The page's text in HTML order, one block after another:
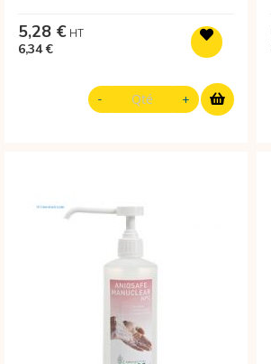
5,28 €
6,34 €